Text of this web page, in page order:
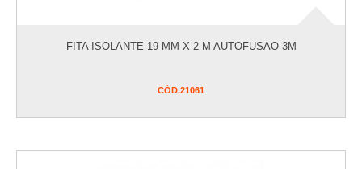
FITA ISOLANTE 19 MM X 2 M AUTOFUSAO 3M
CÓD.21061